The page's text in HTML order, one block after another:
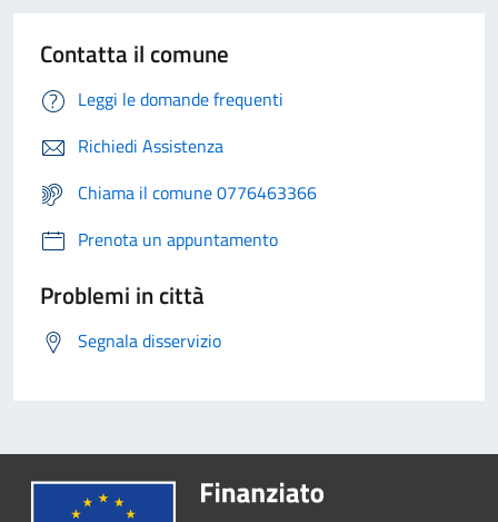
Contatta il comune
Leggi le domande frequenti
Richiedi Assistenza
Chiama il comune 0776463366
Prenota un appuntamento
Problemi in città
Segnala disservizio